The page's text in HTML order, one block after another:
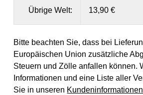
Übrige Welt: 13,90 €
Bitte beachten Sie, dass bei
Europäischen Union zusätzliche
Steuern und Zölle anfallen können.
Informationen und eine Liste aller
Sie in unseren Kundeninformationen